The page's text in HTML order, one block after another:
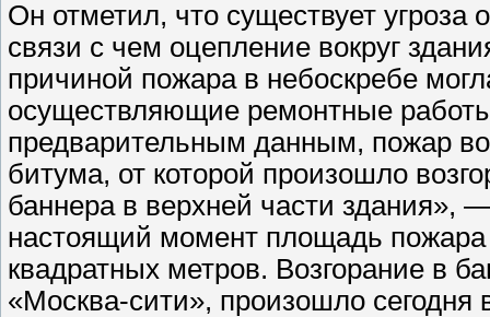
Он отметил, что существует угроза
связи с чем оцепление вокруг
причиной пожара в небоскребе
осуществляющие ремонтные
предварительным данным, пожар
битума, от которой произошло
баннера в верхней части здания»,
настоящий момент площадь
квадратных метров. Возгорание в
«Москва-сити», произошло